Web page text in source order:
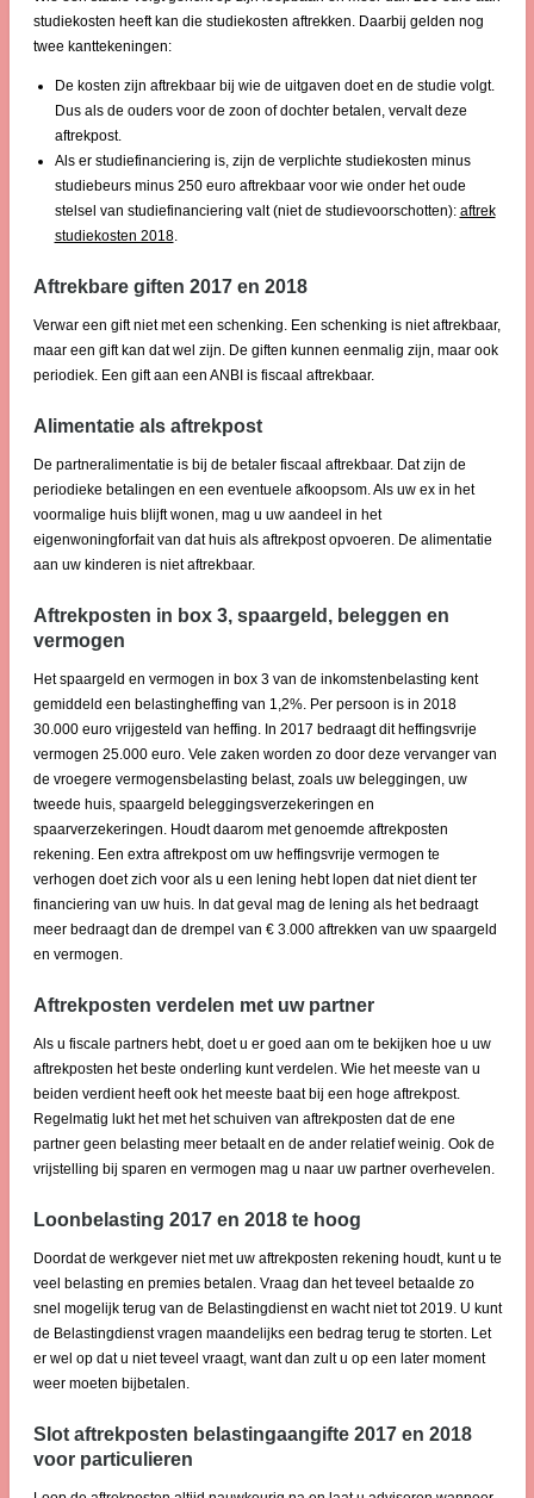
studiekosten heeft kan die studiekosten aftrekken. Daarbij gelden nog
twee kanttekeningen:
De kosten zijn aftrekbaar bij wie de uitgaven doet en de studie volgt.
Dus als de ouders voor de zoon of dochter betalen, vervalt deze
aftrekpost.
Als er studiefinanciering is, zijn de verplichte studiekosten minus
studiebeurs minus 250 euro aftrekbaar voor wie onder het oude
stelsel van studiefinanciering valt (niet de studievoorschotten): aftrek
studiekosten 2018.
Aftrekbare giften 2017 en 2018
Verwar een gift niet met een schenking. Een schenking is niet aftrekbaar,
maar een gift kan dat wel zijn. De giften kunnen eenmalig zijn, maar ook
periodiek. Een gift aan een ANBI is fiscaal aftrekbaar.
Alimentatie als aftrekpost
De partneralimentatie is bij de betaler fiscaal aftrekbaar. Dat zijn de
periodieke betalingen en een eventuele afkoopsom. Als uw ex in het
voormalige huis blijft wonen, mag u uw aandeel in het
eigenwoningforfait van dat huis als aftrekpost opvoeren. De alimentatie
aan uw kinderen is niet aftrekbaar.
Aftrekposten in box 3, spaargeld, beleggen en
vermogen
Het spaargeld en vermogen in box 3 van de inkomstenbelasting kent
gemiddeld een belastingheffing van 1,2%. Per persoon is in 2018
30.000 euro vrijgesteld van heffing. In 2017 bedraagt dit heffingsvrije
vermogen 25.000 euro. Vele zaken worden zo door deze vervanger van
de vroegere vermogensbelasting belast, zoals uw beleggingen, uw
tweede huis, spaargeld beleggingsverzekeringen en
spaarverzekeringen. Houdt daarom met genoemde aftrekposten
rekening. Een extra aftrekpost om uw heffingsvrije vermogen te
verhogen doet zich voor als u een lening hebt lopen dat niet dient ter
financiering van uw huis. In dat geval mag de lening als het bedraagt
meer bedraagt dan de drempel van € 3.000 aftrekken van uw spaargeld
en vermogen.
Aftrekposten verdelen met uw partner
Als u fiscale partners hebt, doet u er goed aan om te bekijken hoe u uw
aftrekposten het beste onderling kunt verdelen. Wie het meeste van u
beiden verdient heeft ook het meeste baat bij een hoge aftrekpost.
Regelmatig lukt het met het schuiven van aftrekposten dat de ene
partner geen belasting meer betaalt en de ander relatief weinig. Ook de
vrijstelling bij sparen en vermogen mag u naar uw partner overhevelen.
Loonbelasting 2017 en 2018 te hoog
Doordat de werkgever niet met uw aftrekposten rekening houdt, kunt u te
veel belasting en premies betalen. Vraag dan het teveel betaalde zo
snel mogelijk terug van de Belastingdienst en wacht niet tot 2019. U kunt
de Belastingdienst vragen maandelijks een bedrag terug te storten. Let
er wel op dat u niet teveel vraagt, want dan zult u op een later moment
weer moeten bijbetalen.
Slot aftrekposten belastingaangifte 2017 en 2018
voor particulieren